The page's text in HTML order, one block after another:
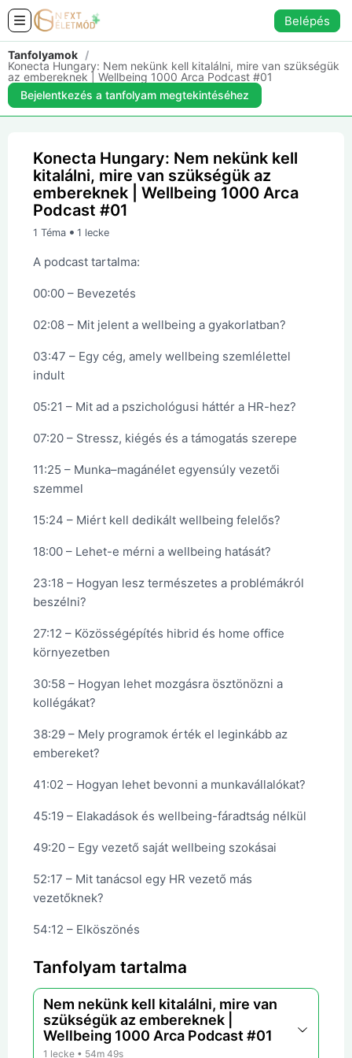
Belépés
Tanfolyamok /
Konecta Hungary: Nem nekünk kell kitalálni, mire van szükségük
az embereknek | Wellbeing 1000 Arca Podcast #01
Bejelentkezés a tanfolyam megtekintéséhez
Konecta Hungary: Nem nekünk kell
kitalálni, mire van szükségük az
embereknek | Wellbeing 1000 Arca
Podcast #01
1 Téma • 1 lecke
A podcast tartalma:
00:00 – Bevezetés
02:08 – Mit jelent a wellbeing a gyakorlatban?
03:47 – Egy cég, amely wellbeing szemlélettel
indult
05:21 – Mit ad a pszichológusi háttér a HR-hez?
07:20 – Stressz, kiégés és a támogatás szerepe
11:25 – Munka–magánélet egyensúly vezetői
szemmel
15:24 – Miért kell dedikált wellbeing felelős?
18:00 – Lehet-e mérni a wellbeing hatását?
23:18 – Hogyan lesz természetes a problémákról
beszélni?
27:12 – Közösségépítés hibrid és home office
környezetben
30:58 – Hogyan lehet mozgásra ösztönözni a
kollégákat?
38:29 – Mely programok érték el leginkább az
embereket?
41:02 – Hogyan lehet bevonni a munkavállalókat?
45:19 – Elakadások és wellbeing-fáradtság nélkül
49:20 – Egy vezető saját wellbeing szokásai
52:17 – Mit tanácsol egy HR vezető más
vezetőknek?
54:12 – Elköszönés
Tanfolyam tartalma
Nem nekünk kell kitalálni, mire van
szükségük az embereknek |
Wellbeing 1000 Arca Podcast #01
1 lecke • 54m 49s